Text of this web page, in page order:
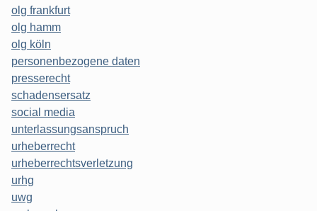
olg frankfurt
olg hamm
olg köln
personenbezogene daten
presserecht
schadensersatz
social media
unterlassungsanspruch
urheberrecht
urheberrechtsverletzung
urhg
uwg